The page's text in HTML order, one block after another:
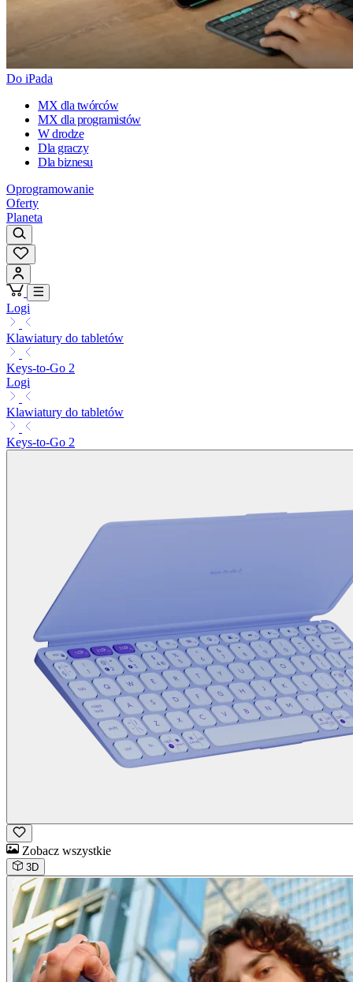
Do iPada
MX dla twórców
MX dla programistów
W drodze
Dla graczy
Dla biznesu
Oprogramowanie
Oferty
Planeta
Logi
Klawiatury do tabletów
Keys-to-Go 2
Logi
Klawiatury do tabletów
Keys-to-Go 2
Zobacz wszystkie
3D